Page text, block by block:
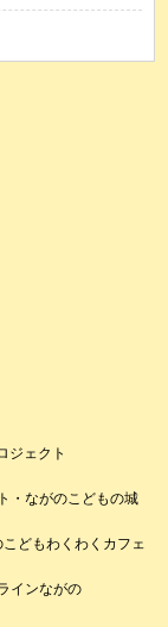
ジェクト
・ながのこどもの城
どもわくわくカフェ
インながの